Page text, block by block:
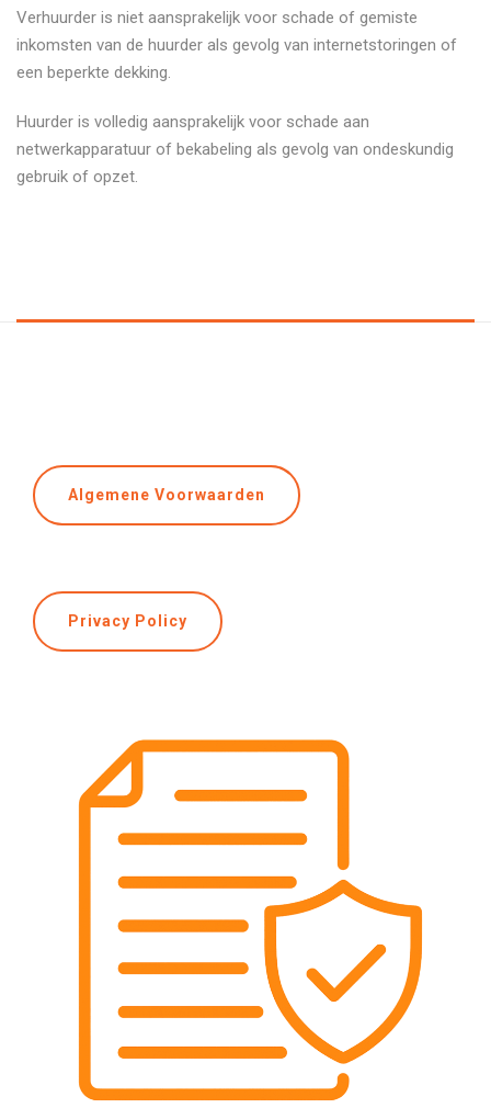
​Verhuurder is niet aansprakelijk voor schade of gemiste
inkomsten van de huurder als gevolg van internetstoringen of
een beperkte dekking.
​Huurder is volledig aansprakelijk voor schade aan
netwerkapparatuur of bekabeling als gevolg van ondeskundig
gebruik of opzet.
Algemene Voorwaarden
Privacy Policy